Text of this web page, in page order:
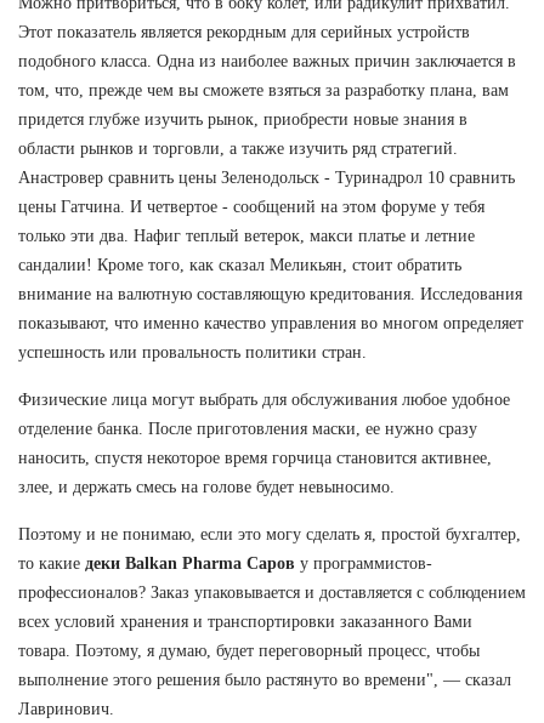
Этот показатель является рекордным для серийных устройств
подобного класса. Одна из наиболее важных причин заключается в
том, что, прежде чем вы сможете взяться за разработку плана, вам
придется глубже изучить рынок, приобрести новые знания в
области рынков и торговли, а также изучить ряд стратегий.
Анастровер сравнить цены Зеленодольск - Туринадрол 10 сравнить
цены Гатчина. И четвертое - сообщений на этом форуме у тебя
только эти два. Нафиг теплый ветерок, макси платье и летние
сандалии! Кроме того, как сказал Меликьян, стоит обратить
внимание на валютную составляющую кредитования. Исследования
показывают, что именно качество управления во многом определяет
успешность или провальность политики стран.
Физические лица могут выбрать для обслуживания любое удобное
отделение банка. После приготовления маски, ее нужно сразу
наносить, спустя некоторое время горчица становится активнее,
злее, и держать смесь на голове будет невыносимо.
Поэтому и не понимаю, если это могу сделать я, простой бухгалтер,
то какие деки Balkan Pharma Саров у программистов-
профессионалов? Заказ упаковывается и доставляется с соблюдением
всех условий хранения и транспортировки заказанного Вами
товара. Поэтому, я думаю, будет переговорный процесс, чтобы
выполнение этого решения было растянуто во времени", — сказал
Лавринович.